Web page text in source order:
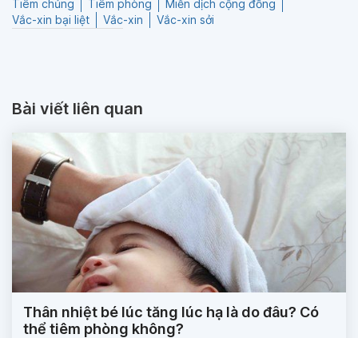
Tiêm chủng Tiêm phòng
Miễn dịch cộng đồng
Vắc-xin bại liệt
Vắc-xin Vắc-xin sởi
Bài viết liên quan
Thân nhiệt bé lúc tăng lúc hạ là do đâu? Có
thể tiêm phòng không?